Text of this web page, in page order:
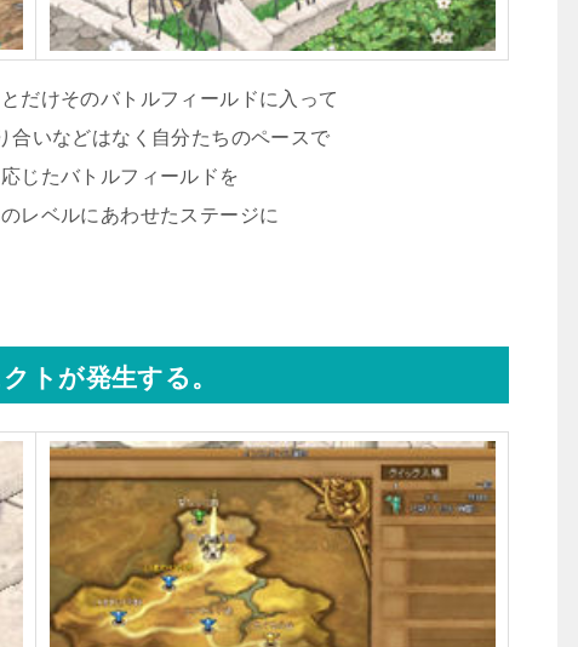
だけそのバトルフィールドに入って
合いなどはなく自分たちのペースで
じたバトルフィールドを
レベルにあわせたステージに
トが発生する。